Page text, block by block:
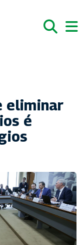
eliminar
é